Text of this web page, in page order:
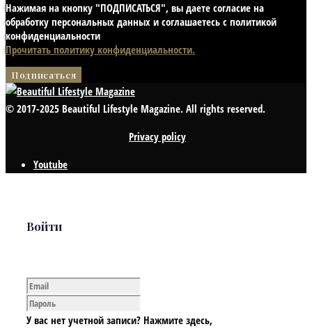
Нажимая на кнопку "ПОДПИСАТЬСЯ", вы даете согласие на
обработку персональных данных и соглашаетесь с политикой
конфиденциальности
Прочитать политику конфиденциальности.
© 2017-2025 Beautiful Lifestyle Magazine. All rights reserved.
Privacy policy
Youtube
Войти
У вас нет учетной записи? Нажмите здесь,